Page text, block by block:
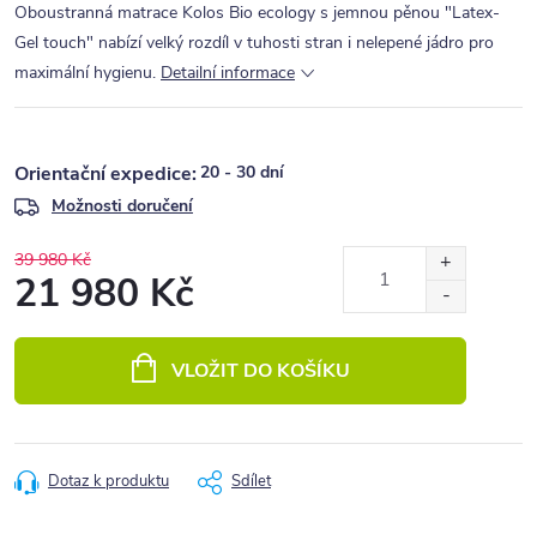
Oboustranná matrace Kolos Bio ecology s jemnou pěnou "Latex-
Gel touch" nabízí velký rozdíl v tuhosti stran i nelepené jádro pro
maximální hygienu. Detailní informace
20 - 30 dní
Možnosti doručení
39 980 Kč
21 980 Kč
VLOŽIT DO KOŠÍKU
Dotaz k produktu Sdílet